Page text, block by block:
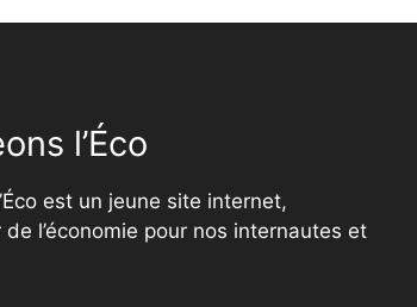
l’Éco
est un jeune site internet,
l’économie pour nos internautes et